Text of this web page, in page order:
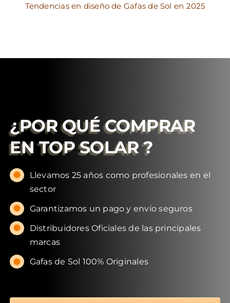
Tendencias en diseño de Gafas de Sol en 2025
¿POR QUÉ COMPRAR
EN TOP SOLAR ?
Llevamos 25 años como profesionales en el
sector
Garantizamos un pago y envío seguros
Distribuidores Oficiales de las principales
marcas
Gafas de Sol 100% Originales